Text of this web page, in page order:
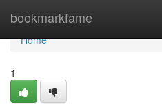
bookmarkfame
Home
Home
1